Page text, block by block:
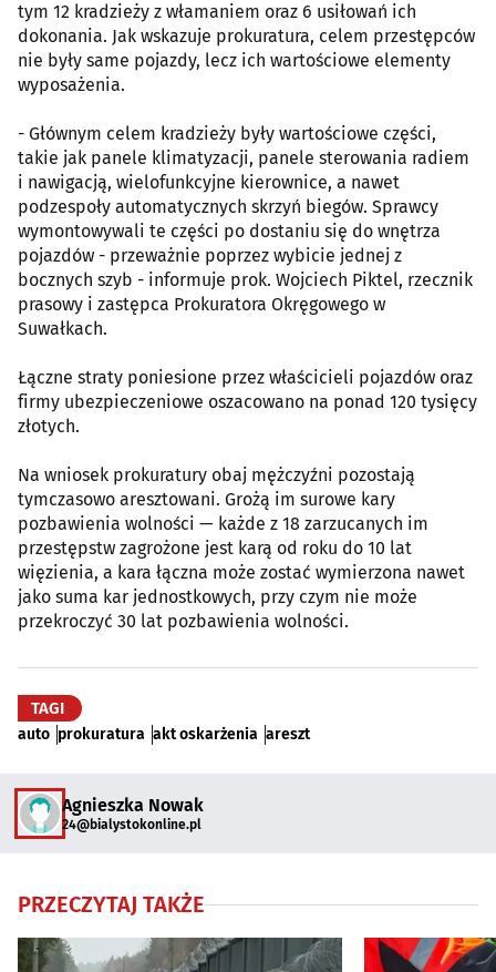
tym 12 kradzieży z włamaniem oraz 6 usiłowań ich
dokonania. Jak wskazuje prokuratura, celem przestępców
nie były same pojazdy, lecz ich wartościowe elementy
wyposażenia.
- Głównym celem kradzieży były wartościowe części,
takie jak panele klimatyzacji, panele sterowania radiem
i nawigacją, wielofunkcyjne kierownice, a nawet
podzespoły automatycznych skrzyń biegów. Sprawcy
wymontowywali te części po dostaniu się do wnętrza
pojazdów - przeważnie poprzez wybicie jednej z
bocznych szyb - informuje prok. Wojciech Piktel, rzecznik
prasowy i zastępca Prokuratora Okręgowego w
Suwałkach.
Łączne straty poniesione przez właścicieli pojazdów oraz
firmy ubezpieczeniowe oszacowano na ponad 120 tysięcy
złotych.
Na wniosek prokuratury obaj mężczyźni pozostają
tymczasowo aresztowani. Grożą im surowe kary
pozbawienia wolności — każde z 18 zarzucanych im
przestępstw zagrożone jest karą od roku do 10 lat
więzienia, a kara łączna może zostać wymierzona nawet
jako suma kar jednostkowych, przy czym nie może
przekroczyć 30 lat pozbawienia wolności.
TAGI
auto prokuratura akt oskarżenia areszt
Agnieszka Nowak
24@bialystokonline.pl
PRZECZYTAJ TAKŻE